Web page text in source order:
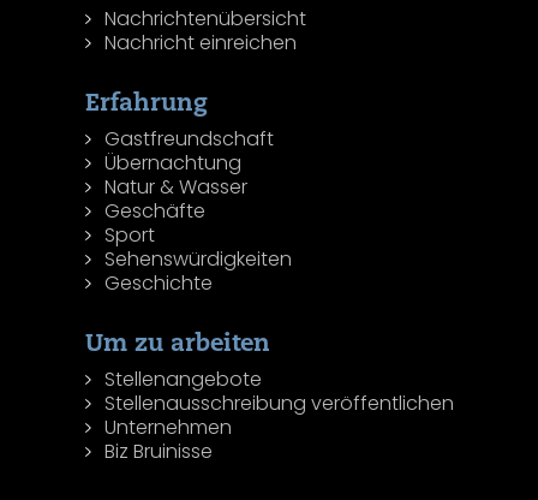
Nachrichtenübersicht
Nachricht einreichen
Erfahrung
Gastfreundschaft
Übernachtung
Natur & Wasser
Geschäfte
Sport
Sehenswürdigkeiten
Geschichte
Um zu arbeiten
Stellenangebote
Stellenausschreibung veröffentlichen
Unternehmen
Biz Bruinisse